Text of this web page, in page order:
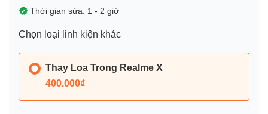
Thời gian sửa: 1 - 2 giờ
Chọn loại linh kiện khác
Thay Loa Trong Realme X
400.000₫